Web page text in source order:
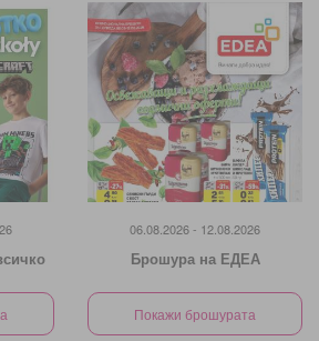
06.08.2026 - 12.08.2026
Брошура на ЕДЕА
Покажи брошурата